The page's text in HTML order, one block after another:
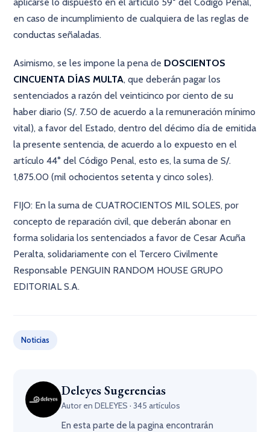
en caso de incumplimiento de cualquiera de las reglas de
conductas señaladas.
Asimismo, se les impone la pena de DOSCIENTOS
CINCUENTA DÍAS MULTA, que deberán pagar los
sentenciados a razón del veinticinco por ciento de su
haber diario (S/. 7.50 de acuerdo a la remuneración mínimo
vital), a favor del Estado, dentro del décimo día de emitida
la presente sentencia, de acuerdo a lo expuesto en el
artículo 44° del Código Penal, esto es, la suma de S/.
1,875.00 (mil ochocientos setenta y cinco soles).
FIJO: En la suma de CUATROCIENTOS MIL SOLES, por
concepto de reparación civil, que deberán abonar en
forma solidaria los sentenciados a favor de Cesar Acuña
Peralta, solidariamente con el Tercero Civilmente
Responsable PENGUIN RANDOM HOUSE GRUPO
EDITORIAL S.A.
Noticias
Deleyes Sugerencias
Autor en DELEYES · 345 artículos
En esta parte de la pagina encontrarán